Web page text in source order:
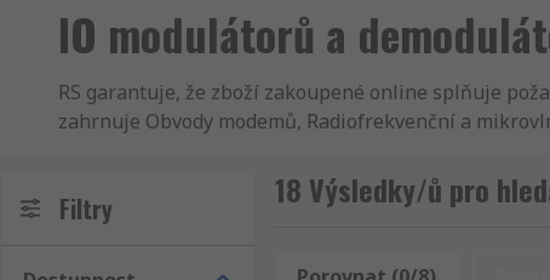
IO modulátorů a
RS garantuje, že zboží zakoupené online splňuje
zahrnuje Obvody modemů, Radiofrekvenční a
Polovodiče a Polovodiče. Jako naši zákaznící si
kvalitní průmyslové, elektronické zboží a náhradní
nás kompletní technické informace.
Filtry 18 Výsledky/ů pro